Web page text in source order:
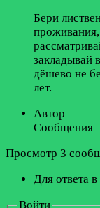
Бери
закладывай
дёшево не
лет.
Автор
Сообщения
Просмотр 3
Для ответа
Войти